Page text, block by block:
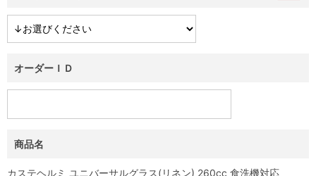
オーダーＩＤ
商品名
カステヘルミ ユニバーサルグラス(リネン) 260cc 食洗機対応